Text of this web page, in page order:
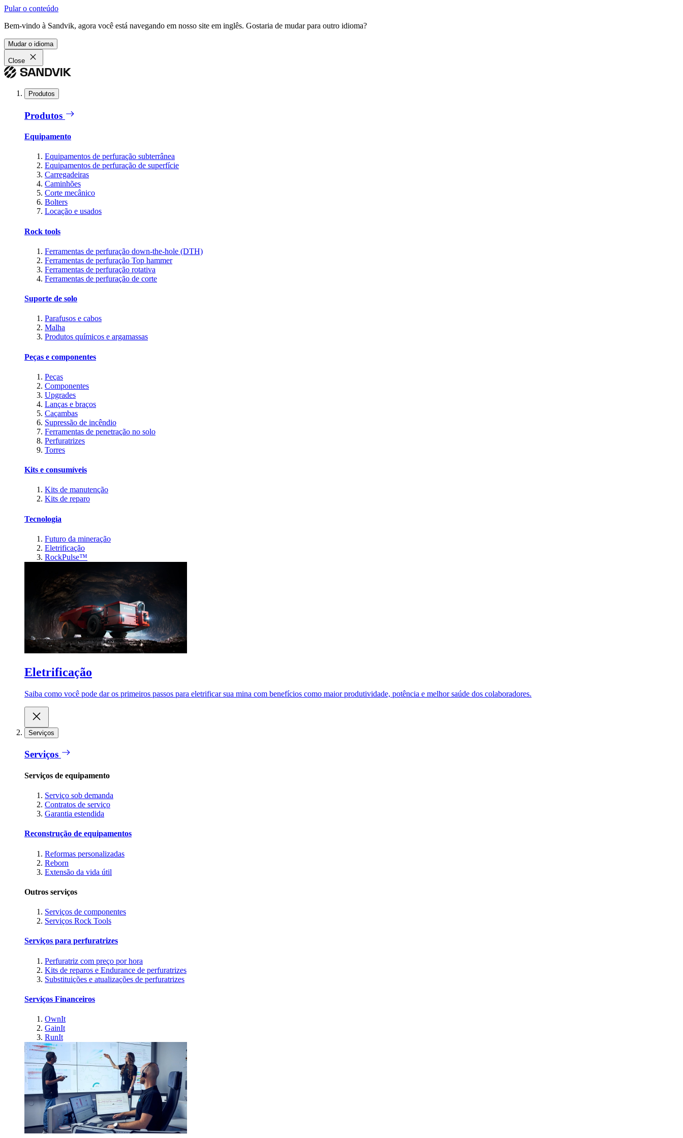
Pular o conteúdo
Bem-vindo à Sandvik, agora você está navegando em nosso site em inglês. Gostaria de mudar para outro idioma?
Mudar o idioma
Close
Produtos
Produtos
Equipamento
Equipamentos de perfuração subterrânea
Equipamentos de perfuração de superfície
Carregadeiras
Caminhões
Corte mecânico
Bolters
Locação e usados
Rock tools
Ferramentas de perfuração down-the-hole (DTH)
Ferramentas de perfuração Top hammer
Ferramentas de perfuração rotativa
Ferramentas de perfuração de corte
Suporte de solo
Parafusos e cabos
Malha
Produtos químicos e argamassas
Peças e componentes
Peças
Componentes
Upgrades
Lanças e braços
Caçambas
Supressão de incêndio
Ferramentas de penetração no solo
Perfuratrizes
Torres
Kits e consumíveis
Kits de manutenção
Kits de reparo
Tecnologia
Futuro da mineração
Eletrificação
RockPulse™
Eletrificação
Saiba como você pode dar os primeiros passos para eletrificar sua mina com benefícios como maior produtividade, potência e melhor saúde dos colaboradores.
Serviços
Serviços
Serviços de equipamento
Serviço sob demanda
Contratos de serviço
Garantia estendida
Reconstrução de equipamentos
Reformas personalizadas
Reborn
Extensão da vida útil
Outros serviços
Serviços de componentes
Serviços Rock Tools
Serviços para perfuratrizes
Perfuratriz com preço por hora
Kits de reparos e Endurance de perfuratrizes
Substituições e atualizações de perfuratrizes
Serviços Financeiros
OwnIt
GainIt
RunIt